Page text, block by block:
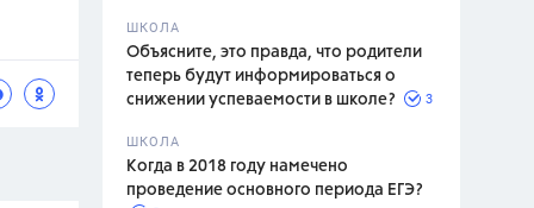
ШКОЛА
Объясните, это правда, что родители
теперь будут информироваться о
снижении успеваемости в школе?
3
ШКОЛА
Когда в 2018 году намечено
проведение основного периода ЕГЭ?